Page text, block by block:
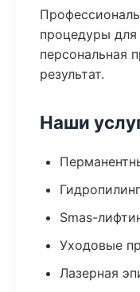
процедуры
персональная
результат.
Наши
Smas-
Уходовые
Лазерная